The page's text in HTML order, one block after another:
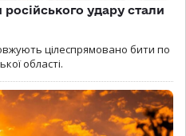
удару стали
цілеспрямовано бити по
області.